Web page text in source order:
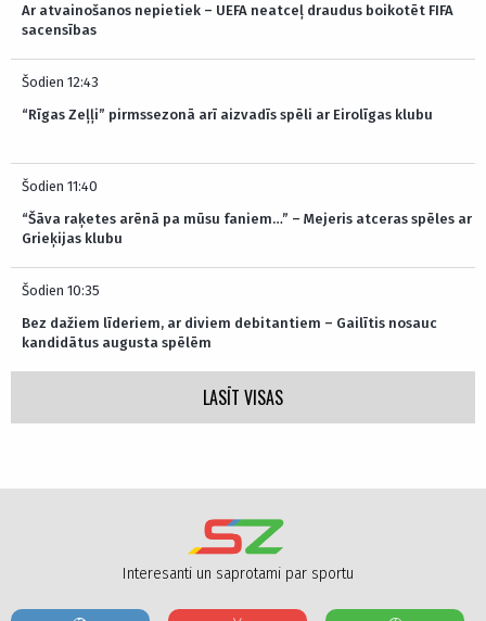
Ar atvainošanos nepietiek – UEFA neatceļ draudus boikotēt FIFA
sacensības
Šodien 12:43
“Rīgas Zeļļi” pirmssezonā arī aizvadīs spēli ar Eirolīgas klubu
Šodien 11:40
“Šāva raķetes arēnā pa mūsu faniem…” – Mejeris atceras spēles ar
Grieķijas klubu
Šodien 10:35
Bez dažiem līderiem, ar diviem debitantiem – Gailītis nosauc
kandidātus augusta spēlēm
LASĪT VISAS
Interesanti un saprotami par sportu